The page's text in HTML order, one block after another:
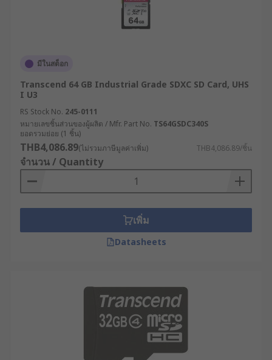
104 MB/s เหมาะสำหรับการถ่ายภาพต่อเนื่อง
V10, V30, V60 จนถึง V90 ออกแบบเฉพาะสำหรับ
การถ่ายวิดีโอความละเอียดสูง เช่น 4K หรือ 8K
โดยค่าที่สูงขึ้นหมายถึงความสามารถในการ
บันทึกวิดีโอได้ต่อเนื่องโดยไม่เกิดอาการภาพ
กระตุก
หากใช้ SD Card สำหรับกล้องถ่ายรูป หรือ SD Card
กล้องวงจรปิด ควรเลือก Class 10 ขึ้นไป เพื่อรองรับ
วิดีโอ Full HD หรือ 4K ส่วนผู้ใช้มือถือควรเลือก SD
การ์ดสำหรับโทรศัพท์ที่รองรับ UHS-I เพื่อความ
ตัวอย่างการใช้งาน SD Card
ในอุตสาหกรรมต่าง ๆ
ใช้งานทั่วไปในโทรศัพท์หรือกล้องเท่านั้น แต่
อุตสาหกรรมสมัยใหม่หลายประเภทก็เลือกใช้เพื่อเก็บ
ข้อมูลสำคัญอย่างมีประสิทธิภาพ เช่น
อุตสาหกรรมอิเล็กทรอนิกส์และระบบควบคุม
มีในสต็อก
Transcend 64 GB Industrial Grade SDXC SD Card, UHS
I U3
RS Stock No. 245-0111
หมายเลขชิ้นส่วนของผู้ผลิต / Mfr. Part No. TS64GSDC340S
ยอดรวมย่อย (1 ชิ้น)
THB4,086.89(ไม่รวมภาษีมูลค่าเพิ่ม) THB4,086.89/ชิ้น
จำนวน / Quantity
เพิ่ม
Datasheets